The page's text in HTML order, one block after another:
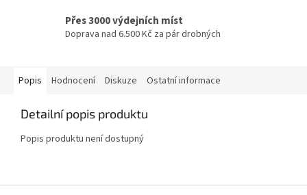
Přes 3000 výdejních míst
Doprava nad 6.500 Kč za pár drobných
Popis Hodnocení Diskuze Ostatní informace
Detailní popis produktu
Popis produktu není dostupný